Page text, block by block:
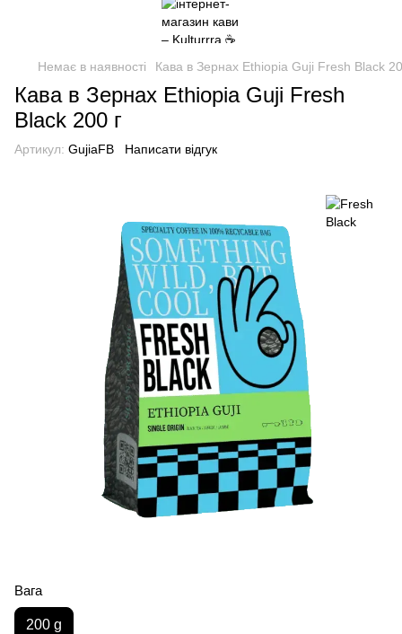
Немає в наявності Кава в Зернах Ethiopia Guji Fresh Black
Кава в Зернах Ethiopia Guji Fresh
Black 200 г
Артикул: GujiaFB Написати відгук
Вага
200 g